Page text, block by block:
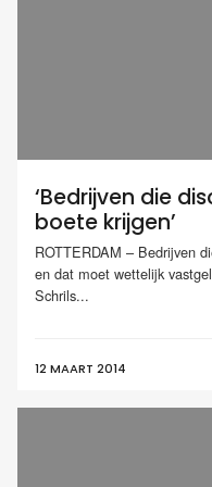
‘Bedrijven die
boete krijgen’
ROTTERDAM – Bedrijven
en dat moet wettelijk
Schrils...
12 MAART 2014